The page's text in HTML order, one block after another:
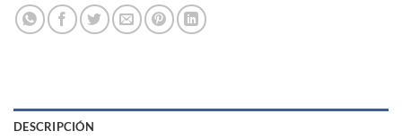
DESCRIPCIÓN